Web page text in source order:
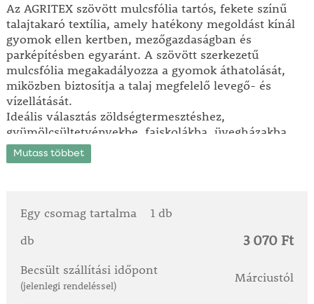
Az AGRITEX szövött mulcsfólia tartós, fekete színű
talajtakaró textília, amely hatékony megoldást kínál
gyomok ellen kertben, mezőgazdaságban és
parképítésben egyaránt. A szövött szerkezetű
mulcsfólia megakadályozza a gyomok áthatolását,
miközben biztosítja a talaj megfelelő levegő- és
vízellátását.
Ideális választás zöldségtermesztéshez,
gyümölcsültetvényekbe, faiskolákba, üvegházakba,
valamint dísznövényágyások és kerti utak
kialakításához.
- Gyomok visszaszorítására vegyszermentesen
- Eper-, zöldség- és gyümölcstermesztéshez
- Dísznövényágyások takarására
- Park- és kertépítési munkákhoz
Mutass többet
Egy csomag tartalma
1 db
db
3 070 Ft
Becsült szállítási időpont
(jelenlegi rendeléssel)
Márciustól